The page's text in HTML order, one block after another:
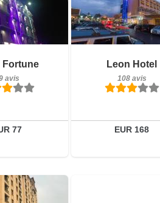
Fortune
avis
77
avis
Leon Hotel
108 avis
EUR 168
108 avis
Détails
Réserver